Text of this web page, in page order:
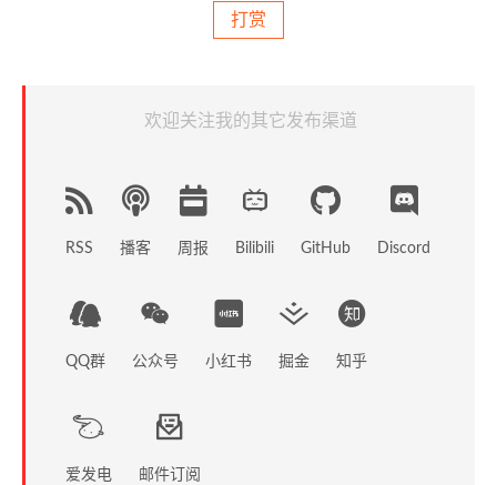
打赏
欢迎关注我的其它发布渠道
RSS 播客 周报 Bilibili GitHub Discord
QQ群 公众号 小红书 掘金 知乎
爱发电 邮件订阅